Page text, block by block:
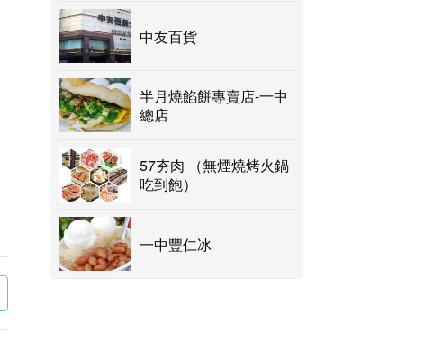
中友百貨
半月燒餡餅專賣店-一中
總店
57夯肉 （無煙燒烤火鍋
吃到飽）
一中豐仁冰